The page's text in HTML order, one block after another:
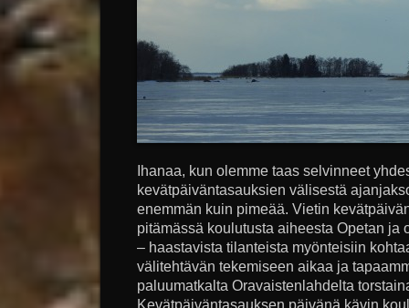
Ihanaa, kun olemme taas selvinneet
kevätpäiväntasauksien välisestä
enemmän kuin pimeää. Vietin
pitämässä koulutusta aiheesta Opetan ja
– haastavista tilanteista myönteisiin
välitehtävän tekemiseen aikaa ja
paluumatkalta Oravaistenlahdelta
Kevätpäiväntasauksen päivänä kävin